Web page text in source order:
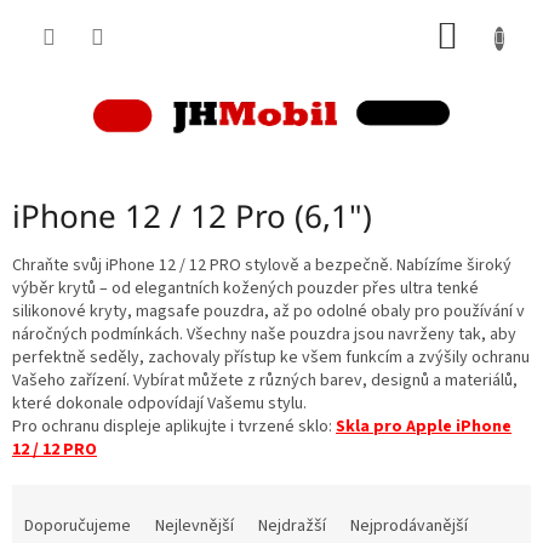
iPhone 12 / 12 Pro (6,1")
Chraňte svůj iPhone 12 / 12 PRO stylově a bezpečně. Nabízíme široký
výběr krytů – od elegantních kožených pouzder přes ultra tenké
silikonové kryty, magsafe pouzdra, až po odolné obaly pro používání v
náročných podmínkách. Všechny naše pouzdra jsou navrženy tak, aby
perfektně seděly, zachovaly přístup ke všem funkcím a zvýšily ochranu
Vašeho zařízení. Vybírat můžete z různých barev, designů a materiálů,
které dokonale odpovídají Vašemu stylu.
Pro ochranu displeje aplikujte i tvrzené sklo: Skla pro Apple iPhone
12 / 12 PRO
Doporučujeme Nejlevnější Nejdražší
Nejprodávanější